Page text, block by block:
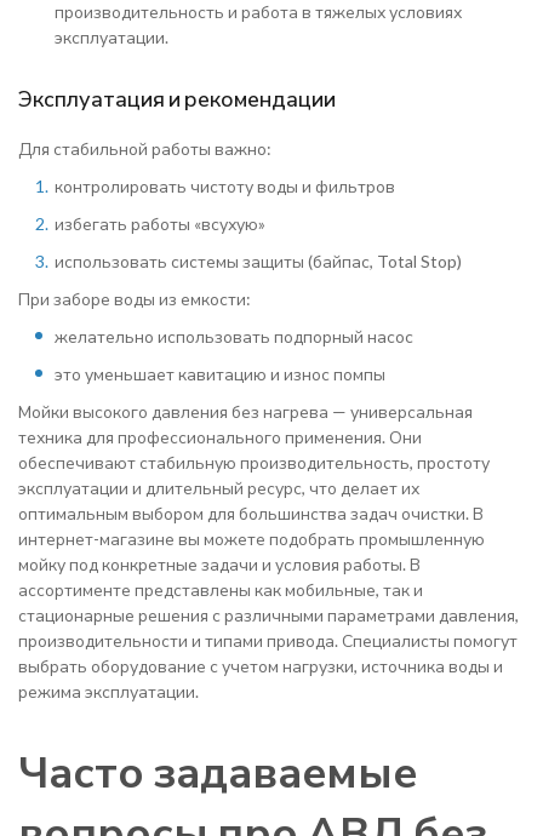
производительность и работа в тяжелых условиях
эксплуатации.
Эксплуатация и рекомендации
Для стабильной работы важно:
контролировать чистоту воды и фильтров
избегать работы «всухую»
использовать системы защиты (байпас, Total Stop)
При заборе воды из емкости:
желательно использовать подпорный насос
это уменьшает кавитацию и износ помпы
Мойки высокого давления без нагрева — универсальная
техника для профессионального применения. Они
обеспечивают стабильную производительность, простоту
эксплуатации и длительный ресурс, что делает их
оптимальным выбором для большинства задач очистки. В
интернет-магазине вы можете подобрать промышленную
мойку под конкретные задачи и условия работы. В
ассортименте представлены как мобильные, так и
стационарные решения с различными параметрами давления,
производительности и типами привода. Специалисты помогут
выбрать оборудование с учетом нагрузки, источника воды и
режима эксплуатации.
Часто задаваемые